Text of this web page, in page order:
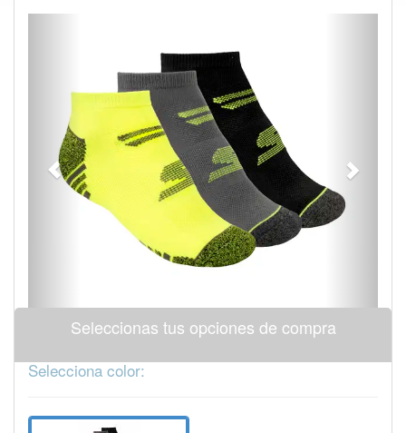
Seleccionas tus opciones de compra
Selecciona color: